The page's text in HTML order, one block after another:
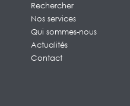
Rechercher
Nos services
Qui sommes-nous
Actualités
Contact